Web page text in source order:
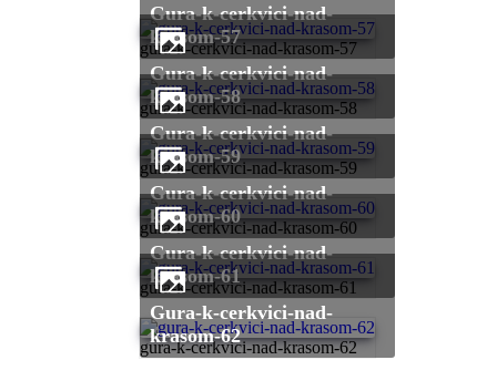
gura-k-cerkvici-nad-krasom-57
gura-k-cerkvici-nad-
krasom-57
gura-k-cerkvici-nad-krasom-58
gura-k-cerkvici-nad-
krasom-58
gura-k-cerkvici-nad-krasom-59
gura-k-cerkvici-nad-
krasom-59
gura-k-cerkvici-nad-krasom-60
gura-k-cerkvici-nad-
krasom-60
gura-k-cerkvici-nad-krasom-61
gura-k-cerkvici-nad-
krasom-61
gura-k-cerkvici-nad-krasom-62
gura-k-cerkvici-nad-
krasom-62